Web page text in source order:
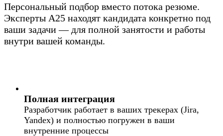
подбор
начинающих PHP-
разработчиков
Персональный подбор вместо потока резюме.
Эксперты А25 находят кандидата конкретно под
ваши задачи — для полной занятости и работы
внутри вашей команды.
Полная интеграция
Разработчик работает в ваших трекерах (Jira,
Yandex) и полностью погружен в ваши
внутренние процессы